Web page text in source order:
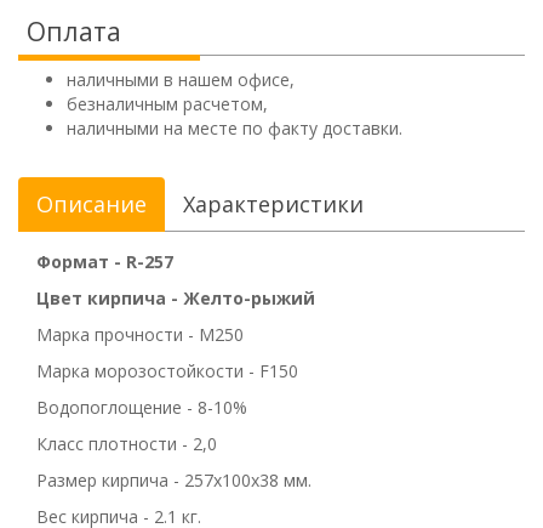
Оплата
наличными в нашем офисе,
безналичным расчетом,
наличными на месте по факту доставки.
Описание Характеристики
Формат - R-257
Цвет кирпича - Желто-рыжий
Марка прочности - M250
Марка морозостойкости - F150
Водопоглощение - 8-10%
Класс плотности - 2,0
Размер кирпича - 257x100x38 мм.
Вес кирпича - 2.1 кг.